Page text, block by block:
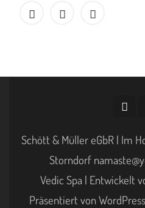
Schött & Müller eGbR | Im
Storndorf
Vedic Spa | Entwickelt
Präsentiert von WordPress